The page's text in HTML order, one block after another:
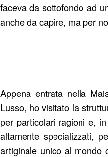
faceva da sottofondo ad
anche da capire, ma per
Appena entrata nella
Lusso, ho visitato la
per particolari ragioni e,
altamente specializzati,
artiginale unico al mondo